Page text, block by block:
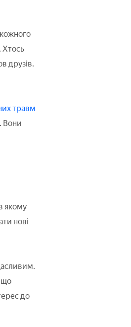
Хтось
друзів.
травм
Вони
якому
нові
що
до